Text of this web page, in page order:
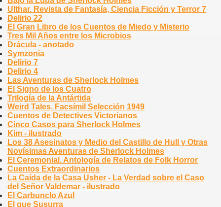
Ulthar. Revista de Fantasía, Ciencia Ficción y Terror 7
Delirio 22
El Gran Libro de los Cuentos de Miedo y Misterio
Tres Mil Años entre los Microbios
Drácula - anotado
Symzonia
Delirio 7
Delirio 4
Las Aventuras de Sherlock Holmes
El Signo de los Cuatro
Trilogía de la Antártida
Weird Tales. Facsímil Selección 1949
Cuentos de Detectives Victorianos
Cinco Casos para Sherlock Holmes
Kim - ilustrado
Los 38 Asesinatos y Medio del Castillo de Hull y Otras
Novísimas Aventuras de Sherlock Holmes
El Ceremonial. Antología de Relatos de Folk Horror
Cuentos Extraordinarios
La Caída de la Casa Usher - La Verdad sobre el Caso
del Señor Valdemar - ilustrado
El Carbunclo Azul
El que Susurra